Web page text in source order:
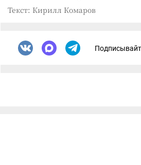
Текст: Кирилл Комаров